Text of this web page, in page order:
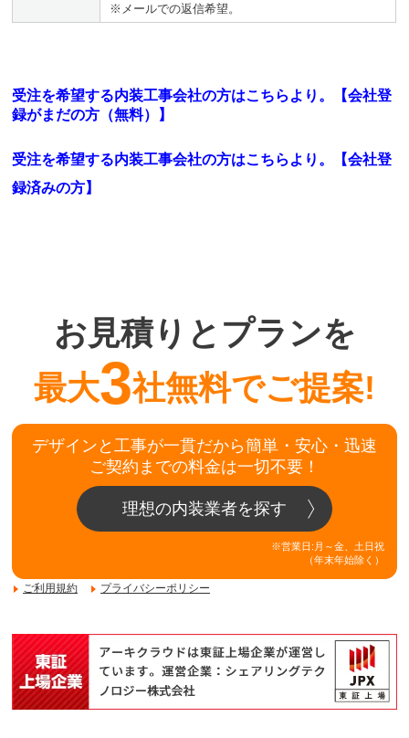
※メールでの返信希望。
受注を希望する内装工事会社の方はこちらより。【会社登
録がまだの方（無料）】
受注を希望する内装工事会社の方はこちらより。
【会社登
録済みの方】
お見積りとプランを
最大3社無料でご提案!
デザインと工事が一貫だから簡単・安心・迅速
ご契約までの料金は一切不要！
理想の内装業者を探す
※営業日:月～金、土日祝
（年末年始除く）
ご利用規約 プライバシーポリシー